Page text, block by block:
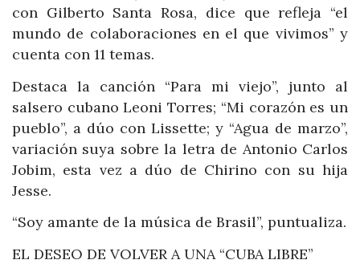
con Gilberto Santa Rosa, dice que refleja “el
mundo de colaboraciones en el que vivimos” y
cuenta con 11 temas.
Destaca la canción “Para mi viejo”, junto al
salsero cubano Leoni Torres; “Mi corazón es un
pueblo”, a dúo con Lissette; y “Agua de marzo”,
variación suya sobre la letra de Antonio Carlos
Jobim, esta vez a dúo de Chirino con su hija
Jesse.
“Soy amante de la música de Brasil”, puntualiza.
EL DESEO DE VOLVER A UNA “CUBA LIBRE”